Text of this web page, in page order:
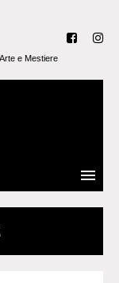
Arte e Mestiere